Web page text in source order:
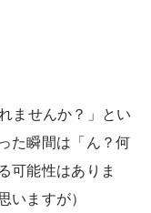
ませんか？」とい
た瞬間は「ん？何
可能性はありま
いますが）